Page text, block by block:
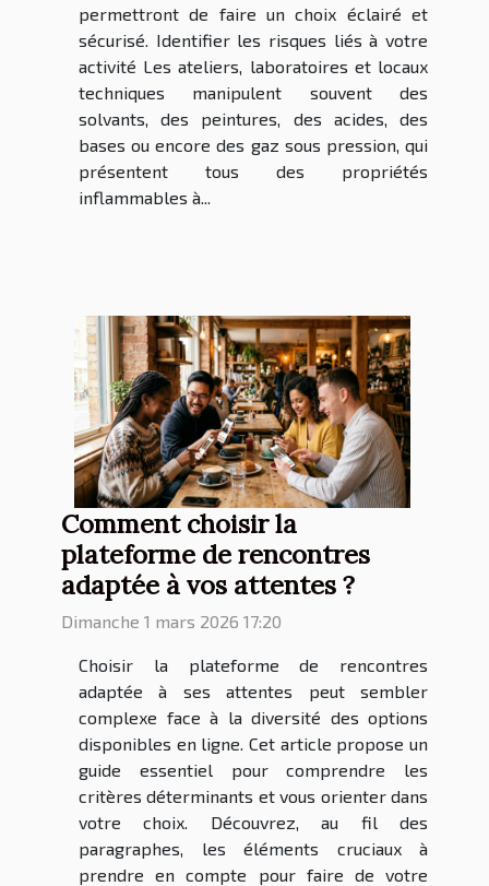
permettront de faire un choix éclairé et
sécurisé. Identifier les risques liés à votre
activité Les ateliers, laboratoires et locaux
techniques manipulent souvent des
solvants, des peintures, des acides, des
bases ou encore des gaz sous pression, qui
présentent tous des propriétés
inflammables à...
Comment choisir la
plateforme de rencontres
adaptée à vos attentes ?
Dimanche 1 mars 2026 17:20
Choisir la plateforme de rencontres
adaptée à ses attentes peut sembler
complexe face à la diversité des options
disponibles en ligne. Cet article propose un
guide essentiel pour comprendre les
critères déterminants et vous orienter dans
votre choix. Découvrez, au fil des
paragraphes, les éléments cruciaux à
prendre en compte pour faire de votre